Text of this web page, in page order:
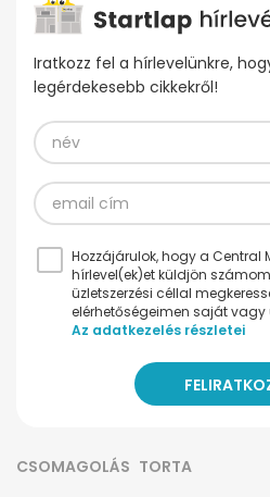
Iratkozz fel a hírlevelünkre,
legérdekesebb cikkekről!
Hozzájárulok, hogy a Central
hírlevel(ek)et küldjön
üzletszerzési céllal
elérhetőségeimen saját
Az adatkezelés részletei
CSOMAGOLÁS TORTA